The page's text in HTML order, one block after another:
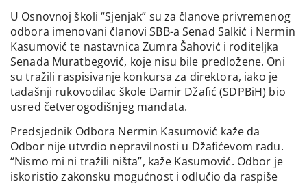
U Osnovnoj školi “Sjenjak” su za članove privremenog
odbora imenovani članovi SBB-a Senad Salkić i Nermin
Kasumović te nastavnica Zumra Šahović i roditeljka
Senada Muratbegović, koje nisu bile predložene. Oni
su tražili raspisivanje konkursa za direktora, iako je
tadašnji rukovodilac škole Damir Džafić (SDPBiH) bio
usred četverogodišnjeg mandata.
Predsjednik Odbora Nermin Kasumović kaže da
Odbor nije utvrdio nepravilnosti u Džafićevom radu.
“Nismo mi ni tražili ništa”, kaže Kasumović. Odbor je
iskoristio zakonsku mogućnost i odlučio da raspiše